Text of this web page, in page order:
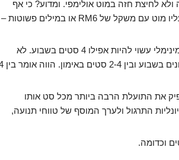
לחיצת חזה במוט אולימפי. ומדוע? כי אף
אחד לא רוצה להיתפס בזמן אזעקות ויירוטים כאשר הוא שוכב על ספת לחיצה ומעליו מוט עם משקל של RM6 או במילים פשוטות –
לא לחשוש להיצמד למינימום האפשרי. על פי המלצות ארגוני הבריאות נפח אימון מינימלי עשוי להיות אפילו 4 סטים בשבוע. לא
מבינים מאיפה הקרצתי את הנתון הזה? חשבו בעצמכם:
את התועלת הרבה ביותר מכל סט אותו
התרגול ולערך המוסף של טווחי תנועה,
וכדומה.